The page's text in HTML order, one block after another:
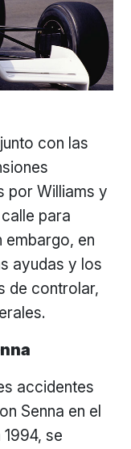
con las
por Williams y
para
en
ayudas y los
de controlar,
accidentes
Senna en el
se